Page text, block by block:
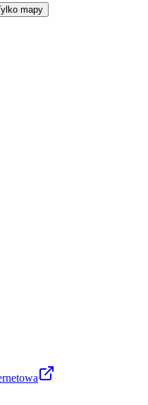
mapy